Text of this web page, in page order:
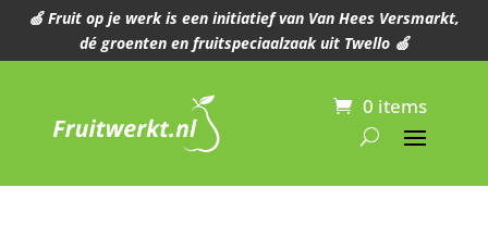
🍏 Fruit op je werk is een initiatief van Van Hees Versmarkt,
dé groenten en fruitspeciaalzaak uit Twello 🍏
0 items